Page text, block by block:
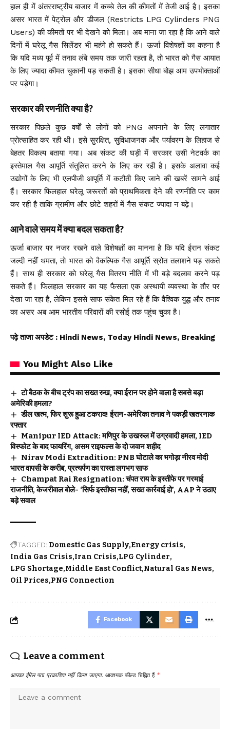
हाल ही में अंतरराष्ट्रीय बाजार में कच्चे तेल की कीमतों में तेजी आई है। इसका
असर भारत में पेट्रोल और डीजल (Restricts LPG Cylinders PNG
Users) की कीमतों पर भी देखने को मिला। अब माना जा रहा है कि आने वाले
दिनों में घरेलू गैस सिलेंडर भी महंगे हो सकते हैं। ऊर्जा विशेषज्ञों का कहना है
कि यदि मध्य पूर्व में तनाव लंबे समय तक जारी रहता है, तो भारत को गैस आयात
के लिए ज्यादा कीमत चुकानी पड़ सकती है। इसका सीधा बोझ आम उपभोक्ताओं
पर पड़ेगा।
सरकार की रणनीति क्या है?
सरकार पिछले कुछ वर्षों से लोगों को PNG अपनाने के लिए लगातार
प्रोत्साहित कर रही थी। इसे सुरक्षित, सुविधाजनक और पर्यावरण के लिहाज से
बेहतर विकल्प बताया गया। अब संकट की घड़ी में सरकार उसी नेटवर्क का
इस्तेमाल गैस आपूर्ति संतुलित करने के लिए कर रही है। इसके अलावा कई
उद्योगों के लिए भी एलपीजी आपूर्ति में कटौती किए जाने की खबरें सामने आई
हैं। सरकार फिलहाल घरेलू जरूरतों को प्राथमिकता देने की रणनीति पर काम
कर रही है ताकि ग्रामीण और छोटे शहरों में गैस संकट ज्यादा न बढ़े।
आने वाले समय में क्या बदल सकता है?
ऊर्जा बाजार पर नजर रखने वाले विशेषज्ञों का मानना है कि यदि ईरान संकट
जल्दी नहीं थमता, तो भारत को वैकल्पिक गैस आपूर्ति स्रोत तलाशने पड़ सकते
हैं। साथ ही सरकार को घरेलू गैस वितरण नीति में भी बड़े बदलाव करने पड़
सकते हैं। फिलहाल सरकार का यह फैसला एक अस्थायी व्यवस्था के तौर पर
देखा जा रहा है, लेकिन इससे साफ संकेत मिल रहे हैं कि वैश्विक युद्ध और तनाव
का असर अब आम भारतीय परिवारों की रसोई तक पहुंच चुका है।
पढ़े ताजा अपडेट : Hindi News, Today Hindi News, Breaking
You Might Also Like
टो बैठक के बीच ट्रंप का सख्त रुख, क्या ईरान पर होने वाला है सबसे बड़ा
अमेरिकी हमला?
डील खत्म, फिर शुरू हुआ टकराव! ईरान-अमेरिका तनाव ने पकड़ी खतरनाक
रफ्तार
Manipur IED Attack: मणिपुर के उखरुल में उग्रवादी हमला, IED
विस्फोट के बाद फायरिंग, असम राइफल्स के दो जवान शहीद
Nirav Modi Extradition: PNB घोटाले का भगोड़ा नीरव मोदी
भारत वापसी के करीब, प्रत्यर्पण का रास्ता लगभग साफ
Champat Rai Resignation: चंपत राय के इस्तीफे पर गरमाई
राजनीति, केजरीवाल बोले- ‘सिर्फ इस्तीफा नहीं, सख्त कार्रवाई हो’, AAP ने उठाए
बड़े सवाल
TAGGED: Domestic Gas Supply Energy crisis
India Gas Crisis Iran Crisis LPG Cylinder
LPG Shortage Middle East Conflict Natural Gas News
Oil Prices PNG Connection
Facebook
Leave a comment
आपका ईमेल पता प्रकाशित नहीं किया जाएगा. आवश्यक फ़ील्ड चिह्नित हैं *